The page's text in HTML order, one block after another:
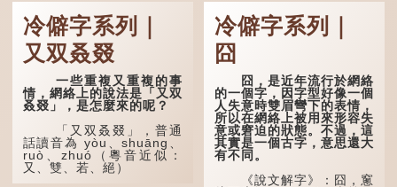
冷僻字系列｜
又双叒叕
一些重複又重複的事
情，網絡上的說法是「又双
叒叕」，是怎麼來的呢？
「又双叒叕」，普通
話讀音為 yòu、shuāng、
ruò、zhuó（粵音近似：
又、雙、若、絕）
冷僻字系列｜
囧
囧，是近年流行於網絡
的一個字，因字型好像一個
人失意時雙眉彎下的表情，
所以在網絡上被用來形容失
意或窘迫的狀態。不過，這
其實是一個古字，意思還大
有不同。
《說文解字》：囧，窻